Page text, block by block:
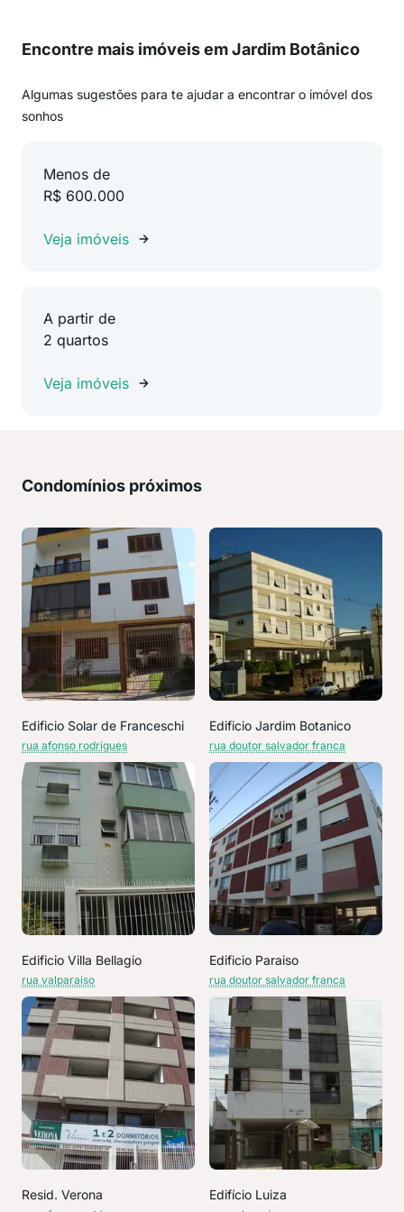
Encontre mais imóveis em Jardim Botânico
Algumas sugestões para te ajudar a encontrar o imóvel dos
sonhos
Menos de
R$ 600.000
Veja imóveis
A partir de
2 quartos
Veja imóveis
Condomínios próximos
Edificio Solar de Franceschi
rua afonso rodrigues
Edificio Jardim Botanico
rua doutor salvador franca
Edificio Villa Bellagio
rua valparaíso
Edificio Paraiso
rua doutor salvador franca
Resid. Verona Edifício Luiza